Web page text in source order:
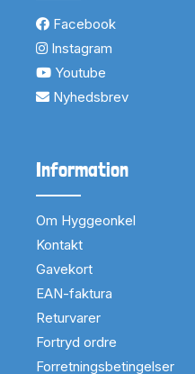
Facebook
Instagram
Youtube
Nyhedsbrev
Information
Om Hyggeonkel
Kontakt
Gavekort
EAN-faktura
Returvarer
Fortryd ordre
Forretningsbetingelser